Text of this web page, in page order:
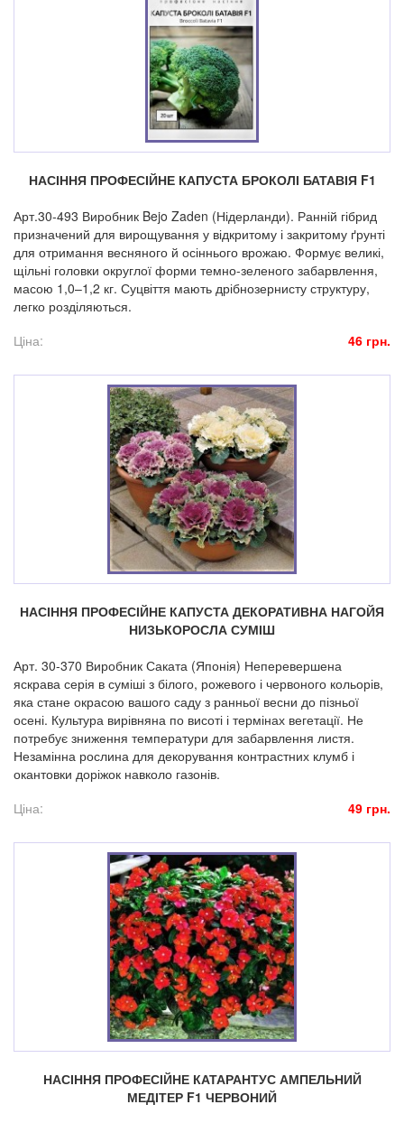
НАСІННЯ ПРОФЕСІЙНЕ КАПУСТА БРОКОЛІ БАТАВІЯ F1
Арт.30-493 Виробник Bejo Zaden (Нідерланди). Ранній гібрид
призначений для вирощування у відкритому і закритому ґрунті
для отримання весняного й осіннього врожаю. Формує великі,
щільні головки округлої форми темно-зеленого забарвлення,
масою 1,0–1,2 кг. Суцвіття мають дрібнозернисту структуру,
легко розділяються.
Ціна:
46 грн.
НАСІННЯ ПРОФЕСІЙНЕ КАПУСТА ДЕКОРАТИВНА НАГОЙЯ
НИЗЬКОРОСЛА СУМІШ
Арт. 30-370 Виробник Саката (Японія) Неперевершена
яскрава серія в суміші з білого, рожевого і червоного кольорів,
яка стане окрасою вашого саду з ранньої весни до пізньої
осені. Культура вирівняна по висоті і термінах вегетації. Не
потребує зниження температури для забарвлення листя.
Незамінна рослина для декорування контрастних клумб і
окантовки доріжок навколо газонів.
Ціна:
49 грн.
НАСІННЯ ПРОФЕСІЙНЕ КАТАРАНТУС АМПЕЛЬНИЙ
МЕДІТЕР F1 ЧЕРВОНИЙ